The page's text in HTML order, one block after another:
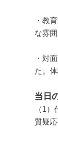
・教
な雰
・対
た。
当日
（1
質疑